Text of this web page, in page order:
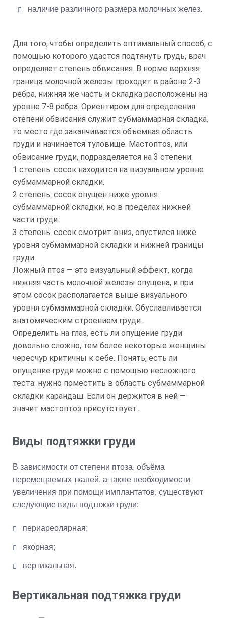
наличие различного размера молочных желез.
Для того, чтобы определить оптимальный способ, с
помощью которого удастся подтянуть грудь, врач
определяет степень обвисания. В норме верхняя
граница молочной железы проходит в районе 2-3
ребра, нижняя же часть и складка расположены на
уровне 7-8 ребра. Ориентиром для определения
степени обвисания служит субмаммарная складка,
то место где заканчивается объемная область
груди и начинается туловище. Мастоптоз, или
обвисание груди, подразделяется на 3 степени:
1 степень: сосок находится на визуальном уровне
субмаммарной складки.
2 степень: сосок опущен ниже уровня
субмаммарной складки, но в пределах нижней
части груди.
3 степень: сосок смотрит вниз, опустился ниже
уровня субмаммарной складки и нижней границы
груди.
Ложный птоз — это визуальный эффект, когда
нижняя часть молочной железы опущена, и при
этом сосок располагается выше визуального
уровня субмаммарной складки. Обуславливается
анатомическим строением груди.
Определить на глаз, есть ли опущение груди
довольно сложно, тем более некоторые женщины
чересчур критичны к себе. Понять, есть ли
опущение груди можно с помощью несложного
теста: нужно поместить в область субмаммарной
складки карандаш. Если он держится в ней —
значит мастоптоз присутствует.
Виды подтяжки груди
В зависимости от степени птоза, объёма
перемещаемых тканей, а также необходимости
увеличения при помощи имплантатов, существуют
следующие виды подтяжки груди:
периареолярная;
якорная;
вертикальная.
Вертикальная подтяжка груди